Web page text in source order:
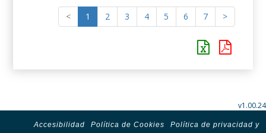
< 1 2 3 4 5 6 7 >
v1.00.24
Accesibilidad Política de Cookies
Política de privacidad y